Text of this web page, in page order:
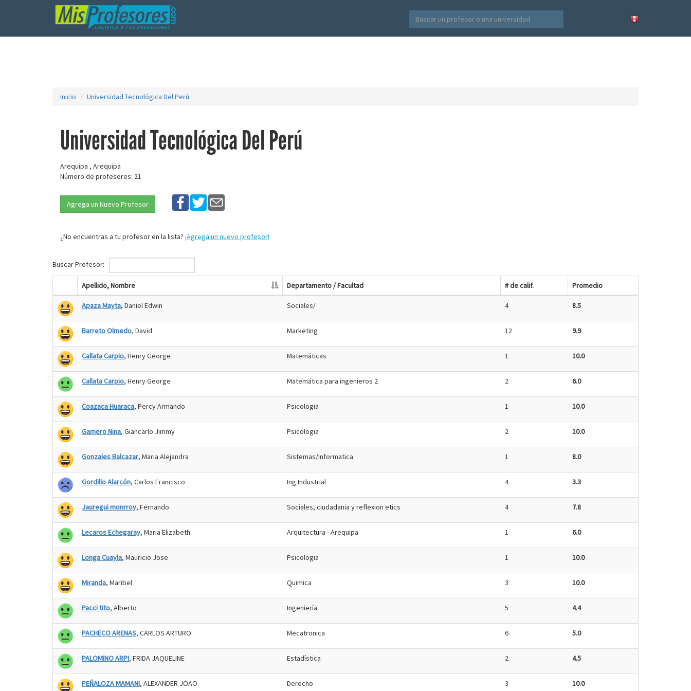
Inicio Universidad Tecnológica Del Perú
Universidad Tecnológica Del Perú
Arequipa , Arequipa
Número de profesores: 21
Agrega un Nuevo Profesor
¿No encuentras a tu profesor en la lista? ¡Agrega un nuevo profesor!
Buscar Profesor:
Apellido, Nombre Departamento / Facultad # de calif. Promedio
Apaza Mayta, Daniel Edwin Sociales/ 4 8.5
Barreto Olmedo, David Marketing 12 9.9
Callata Carpio, Henry George Matemáticas 1 10.0
Callata Carpio, Henry George Matemática para ingenieros 2 2 6.0
Coazaca Huaraca, Percy Armando Psicologia 1 10.0
Gamero Nina, Giancarlo Jimmy Psicologia 2 10.0
Gonzales Balcazar, Maria Alejandra Sistemas/Informatica 1 8.0
Gordillo Alarcón, Carlos Francisco Ing Industrial 4 3.3
Jauregui monrroy, Fernando Sociales, ciudadania y reflexion etics 4 7.8
Lecaros Echegaray, Maria Elizabeth Arquitectura - Arequipa 1 6.0
Longa Cuayla, Mauricio Jose Psicologia 1 10.0
Miranda, Maribel Quimica 3 10.0
Pacci tito, Alberto Ingeniería 5 4.4
PACHECO ARENAS, CARLOS ARTURO Mecatronica 6 5.0
PALOMINO ARPI, FRIDA JAQUELINE Estadística 2 4.5
PEÑALOZA MAMANI, ALEXANDER JOAO Derecho 3 10.0